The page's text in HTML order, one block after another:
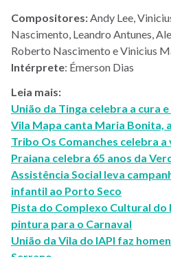
Compositores: Andy Lee,
Nascimento, Leandro Antunes,
Roberto Nascimento e Vinicius
Intérprete: Émerson Dias
Leia mais:
União da Tinga celebra a cura
Vila Mapa canta Maria Bonita,
Tribo Os Comanches celebra
Praiana celebra 65 anos da
Assistência Social leva
infantil ao Porto Seco
Pista do Complexo Cultural do
pintura para o Carnaval
União da Vila do IAPI faz